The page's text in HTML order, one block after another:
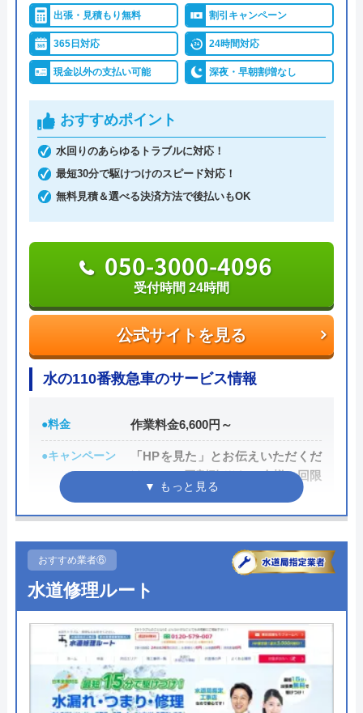
クリーンライフがおすすめの理由
クリーンライフは年中無休で、最短30分駆けつけ、
休日・深夜も出張費無料などのサービスを売りにし
ています。
指定給水装置工事事業者（水道局指定工事店）で下
請けに依頼することなく自社でしっかりと教育や研
修を受けた有資格者のスタッフが対応してくれるの
で安心です。
また、見積もり時や施工後などにトラブルが起こっ
た場合には、スタッフから渡されている名刺の裏に
書かれている番号に電話すれば、各エリアの担当が
対応してくれます。見積もり無料で、キャンセル料
も不要です。施工前に必ず修理内容と費用を提示
し、施主が納得した上で修理を行います。
公式サイトを見る
受付時間 24時間
クリーンライフの基本情報
運営会社 株式会社クリーンライフ
代表者 元村祐次
所在地
〒564-0052
大阪府吹田市広芝町6-10
対応エリア 全国
出張・見積もり無料 割引キャンペーン
365日対応 24時間対応
現金以外の支払い可能 深夜・早朝割増なし
おすすめポイント
水回りのあらゆるトラブルに対応！
最短30分で駆けつけのスピード対応！
無料見積＆選べる決済方法で後払いもOK
公式サイトを見る
050-3000-4096
受付時間 24時間
水の110番救急車のサービス情報
●料金 作業料金6,600円～
●キャンペーン
「HPを見た」とお伝えいただくだ
けで1,000円割引 ※お一人様一回限
●受付時間
●定休日 年中無休
●出張見積もり 無料見積り
カード支払い、コンビニ、銀行支
払、後払い
●累計実績 問い合わせ数10万件以上（2021年5
おすすめ業者⑥
水道修理ルート